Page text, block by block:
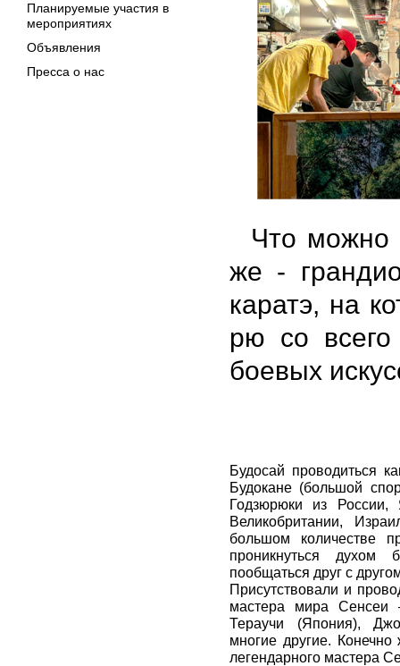
Что можно
же -
каратэ, на
рю со
боевых
Будосай проводиться
Будокане (большой
Годзюрюки из
Великобритании,
большом количестве
проникнуться
пообщаться друг с
Присутствовали и
мастера мира
Тераучи (Япония),
многие другие.
легендарного мастера
Планируемые участия в
мероприятиях
Объявления
Пресса о нас